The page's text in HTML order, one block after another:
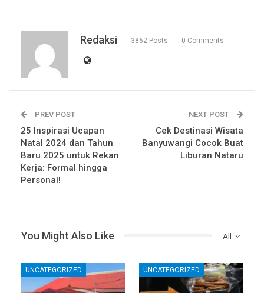
Redaksi 3862 Posts 0 Comments
PREV POST
25 Inspirasi Ucapan
Natal 2024 dan Tahun
Baru 2025 untuk Rekan
Kerja: Formal hingga
Personal!
NEXT POST
Cek Destinasi Wisata
Banyuwangi Cocok Buat
Liburan Nataru
All
You Might Also Like
UNCATEGORIZED UNCATEGORIZED